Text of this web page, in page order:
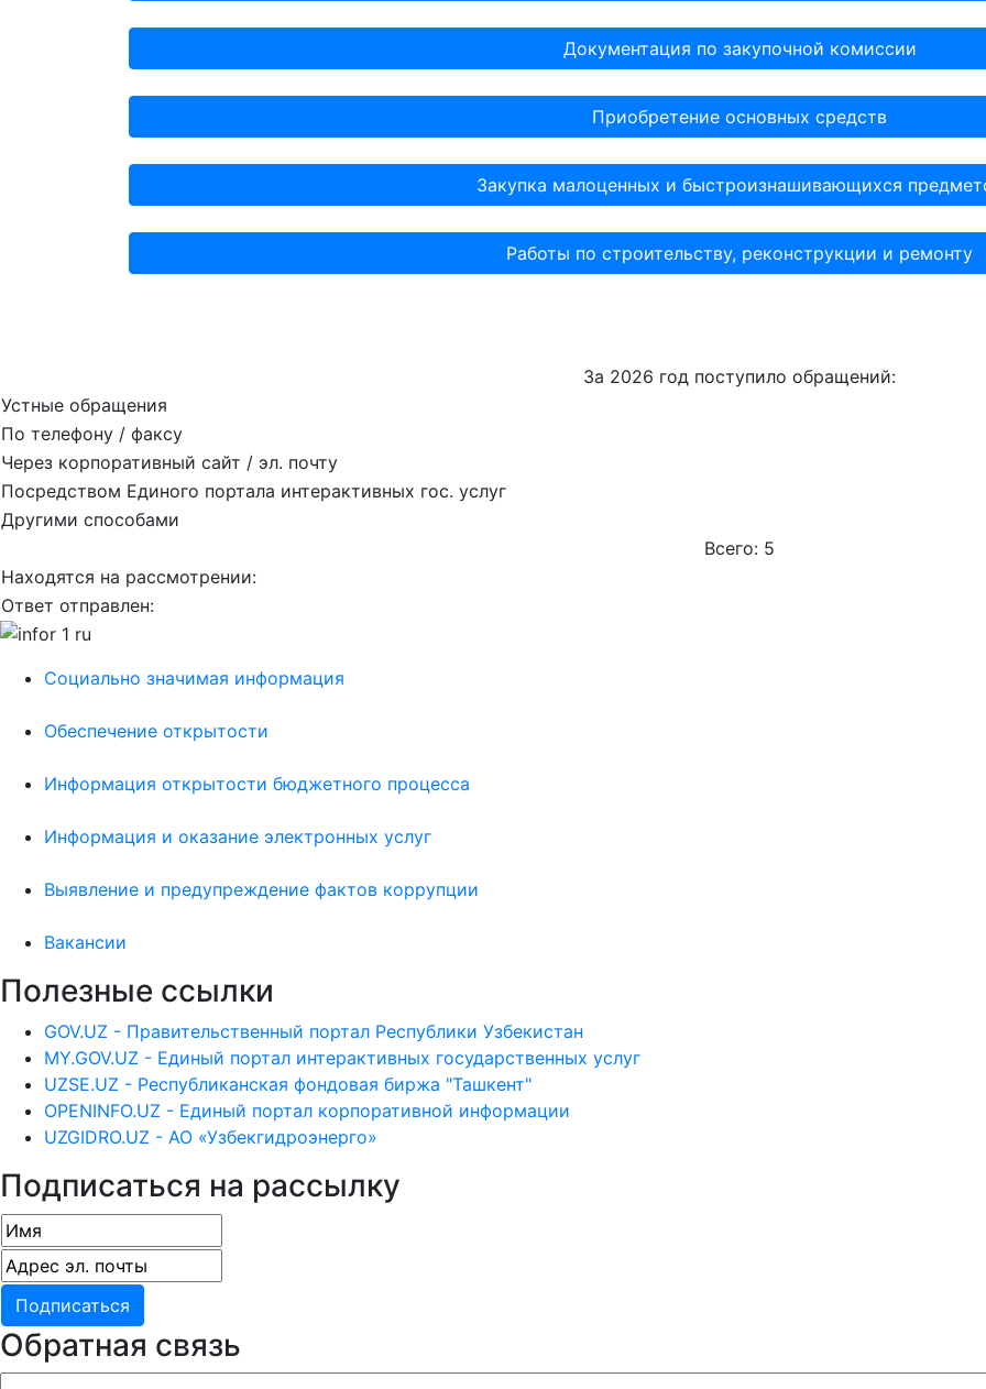
Документация по закупочной комиссии
Приобретение основных средств
Закупка малоценных и быстроизнашивающихся
Работы по строительству, реконструкции и ремонту
За 2026 год поступило обращений:
Устные обращения
По телефону / факсу
Через корпоративный сайт / эл. почту
Посредством Единого портала интерактивных гос. услуг
Другими способами
Всего: 5
Находятся на рассмотрении:
Ответ отправлен:
Социально значимая информация
Обеспечение открытости
Информация открытости бюджетного процесса
Информация и оказание электронных услуг
Выявление и предупреждение фактов коррупции
Вакансии
Полезные ссылки
GOV.UZ - Правительственный портал Республики Узбекистан
MY.GOV.UZ - Единый портал интерактивных государственных услуг
UZSE.UZ - Республиканская фондовая биржа "Ташкент"
OPENINFO.UZ - Единый портал корпоративной информации
UZGIDRO.UZ - АО «Узбекгидроэнерго»
Подписаться на рассылку
Обратная связь